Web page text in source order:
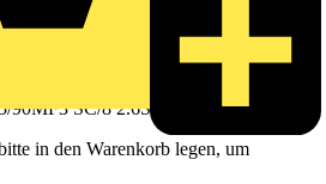
SC/8 2.6SN BX
in den Warenkorb legen, um